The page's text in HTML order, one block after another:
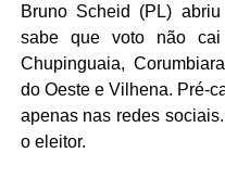
Bruno Scheid (PL)
sabe que voto não
Chupinguaia,
do Oeste e Vilhena. Pré-
apenas nas redes
o eleitor.